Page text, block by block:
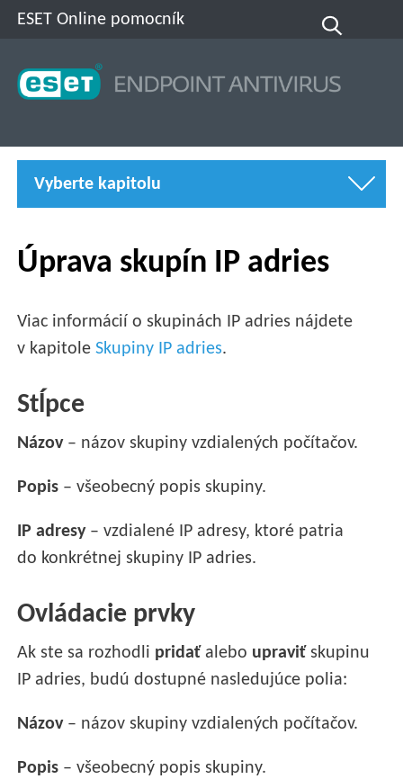
ESET Online pomocník
Vyberte kapitolu
Úprava skupín IP adries
Viac informácií o skupinách IP adries nájdete
v kapitoleSkupiny IP adries.
Stĺpce
Názov– názov skupiny vzdialených počítačov.
Popis – všeobecný popis skupiny.
IP adresy– vzdialené IP adresy, ktoré patria
do konkrétnej skupiny IP adries.
Ovládacie prvky
Ak ste sa rozhodli pridať alebo upraviť skupinu
IP adries, budú dostupné nasledujúce polia:
Názov– názov skupiny vzdialených počítačov.
Popis – všeobecný popis skupiny.